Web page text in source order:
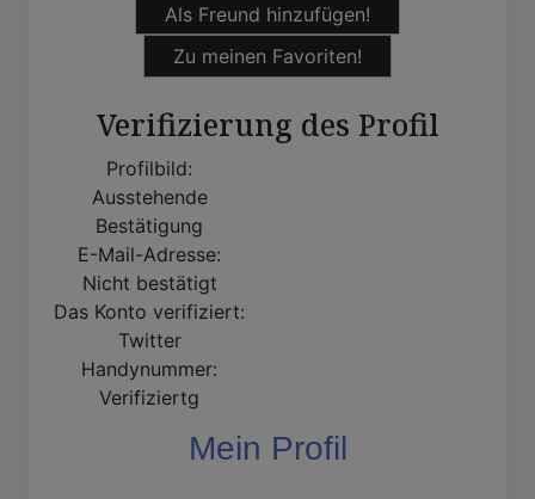
Als Freund hinzufügen!
Zu meinen Favoriten!
Verifizierung des Profil
Profilbild:
Ausstehende
Bestätigung
E-Mail-Adresse:
Nicht bestätigt
Das Konto verifiziert:
Twitter
Handynummer:
Verifiziertg
Mein Profil